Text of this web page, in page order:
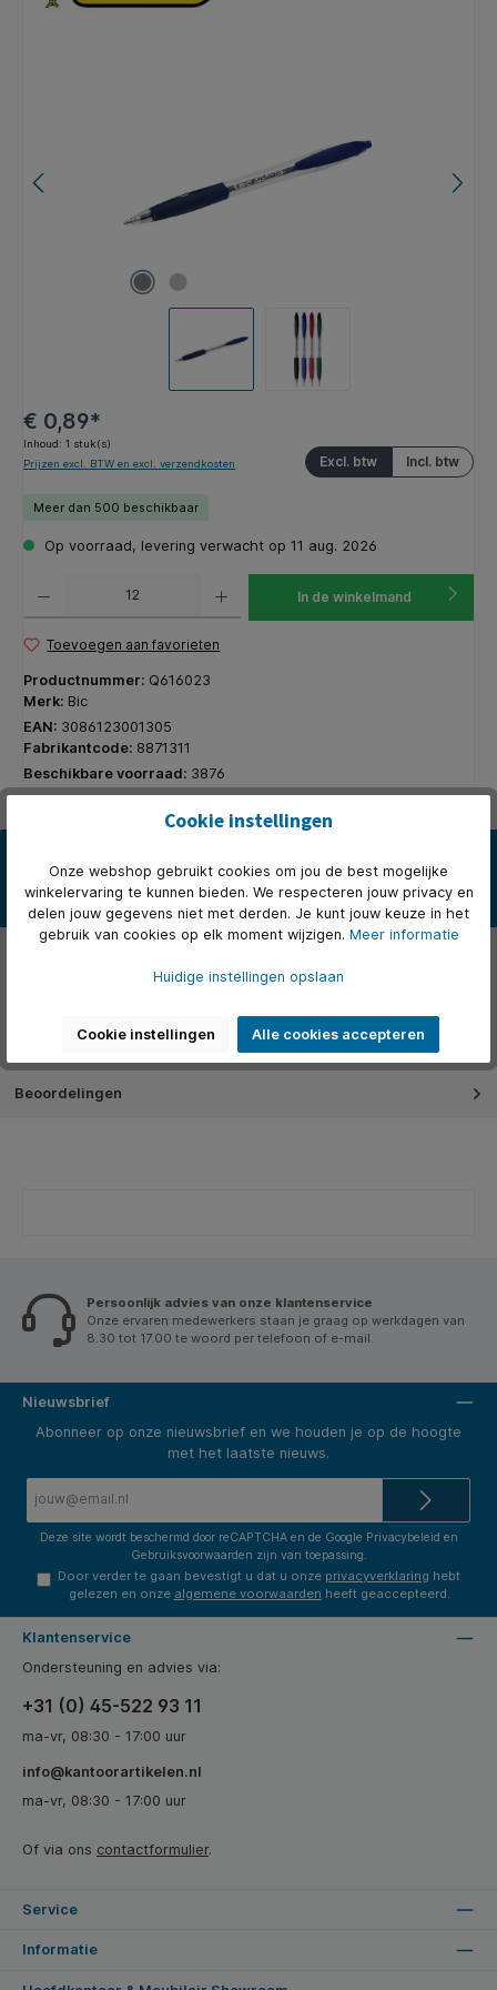
€ 0,89*
Inhoud: 1 stuk(s)
Incl. btw
Excl. btw
Prijzen excl. BTW en excl. verzendkosten
Meer dan 500 beschikbaar
Op voorraad, levering verwacht op 11 aug. 2026
In de winkelmand
Toevoegen aan favorieten
Productnummer: Q616023
Merk: Bic
EAN: 3086123001305
Fabrikantcode: 8871311
Beschikbare voorraad: 3876
* Met transparante houder en rubberen grip. * De ultra vloeibare
inkt zorgt voor een uitzonderlijk comfortabel schrift. * Vo…Meer
Over het merk
Beoordelingen
Persoonlijk advies van onze klantenservice
Onze ervaren medewerkers staan je graag op werkdagen van
8.30 tot 17.00 te woord per telefoon of e-mail.
Nieuwsbrief
Abonneer op onze nieuwsbrief en we houden je op de hoogte
met het laatste nieuws.
Deze site wordt beschermd door reCAPTCHA en de Google Privacybeleid en
Gebruiksvoorwaarden zijn van toepassing.
Door verder te gaan bevestigt u dat u onze privacyverklaring hebt
gelezen en onze algemene voorwaarden heeft geaccepteerd.
Klantenservice
Ondersteuning en advies via:
+31 (0) 45-522 93 11
ma-vr, 08:30 - 17:00 uur
info@kantoorartikelen.nl
ma-vr, 08:30 - 17:00 uur
Of via ons contactformulier.
Service
Informatie
Cookie instellingen
Onze webshop gebruikt cookies om jou de best mogelijke
winkelervaring te kunnen bieden. We respecteren jouw privacy en
delen jouw gegevens niet met derden. Je kunt jouw keuze in het
gebruik van cookies op elk moment wijzigen. Meer informatie
Huidige instellingen opslaan
Cookie instellingen Alle cookies accepteren